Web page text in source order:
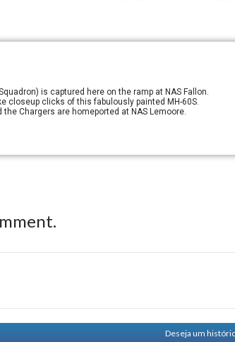
is captured here on the ramp at NAS Fallon.
closeup clicks of this fabulously painted MH-60S.
Chargers are homeported at NAS Lemoore.
Deseja um